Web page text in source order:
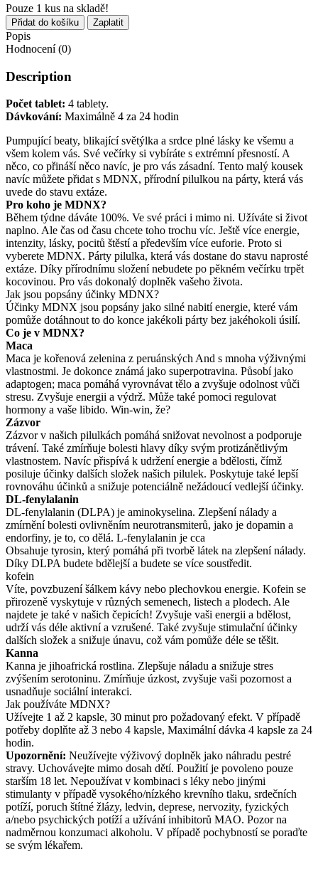
uvede do stavu extáze.
Pouze 1 kus na skladě!
Množství
Přidat do košíku Zaplatit
Popis
Hodnocení (0)
Description
Počet tablet: 4 tablety.
Dávkování: Maximálně 4 za 24 hodin
Pumpující beaty, blikající světýlka a srdce plné lásky ke všemu a
všem kolem vás. Své večírky si vybíráte s extrémní přesností. A
něco, co přináší něco navíc, je pro vás zásadní. Tento malý kousek
navíc můžete přidat s MDNX, přírodní pilulkou na párty, která vás
uvede do stavu extáze.
Pro koho je MDNX?
Během týdne dáváte 100%. Ve své práci i mimo ni. Užíváte si život
naplno. Ale čas od času chcete toho trochu víc. Ještě více energie,
intenzity, lásky, pocitů štěstí a především více euforie. Proto si
vyberete MDNX. Párty pilulka, která vás dostane do stavu naprosté
extáze. Díky přírodnímu složení nebudete po pěkném večírku trpět
kocovinou. Pro vás dokonalý doplněk vašeho života.
Jak jsou popsány účinky MDNX?
Účinky MDNX jsou popsány jako silné nabití energie, které vám
pomůže dotáhnout to do konce jakékoli párty bez jakéhokoli úsilí.
Co je v MDNX?
Maca
Maca je kořenová zelenina z peruánských And s mnoha výživnými
vlastnostmi. Je dokonce známá jako superpotravina. Působí jako
adaptogen; maca pomáhá vyrovnávat tělo a zvyšuje odolnost vůči
stresu. Zvyšuje energii a výdrž. Může také pomoci regulovat
hormony a vaše libido. Win-win, že?
Zázvor
Zázvor v našich pilulkách pomáhá snižovat nevolnost a podporuje
trávení. Také zmírňuje bolesti hlavy díky svým protizánětlivým
vlastnostem. Navíc přispívá k udržení energie a bdělosti, čímž
posiluje účinky dalších složek našich pilulek. Poskytuje také lepší
rovnováhu účinků a snižuje potenciálně nežádoucí vedlejší účinky.
DL-fenylalanin
DL-fenylalanin (DLPA) je aminokyselina. Zlepšení nálady a
zmírnění bolesti ovlivněním neurotransmiterů, jako je dopamin a
endorfiny, je to, co dělá. L-fenylalanin je cca
Obsahuje tyrosin, který pomáhá při tvorbě látek na zlepšení nálady.
Díky DLPA budete bdělejší a budete se více soustředit.
kofein
Víte, povzbuzení šálkem kávy nebo plechovkou energie. Kofein se
přirozeně vyskytuje v různých semenech, listech a plodech. Ale
najdete je také v našich čepicích! Zvyšuje vaši energii a bdělost,
udrží vás déle aktivní a vzrušené. Také zvyšuje stimulační účinky
dalších složek a snižuje únavu, což vám pomůže déle se těšit.
Kanna
Kanna je jihoafrická rostlina. Zlepšuje náladu a snižuje stres
zvýšením serotoninu. Zmírňuje úzkost, zvyšuje vaši pozornost a
usnadňuje sociální interakci.
Jak používáte MDNX?
Užívejte 1 až 2 kapsle, 30 minut pro požadovaný efekt. V případě
potřeby doplňte až 3 nebo 4 kapsle, Maximální dávka 4 kapsle za 24
hodin.
Upozornění: Neužívejte výživový doplněk jako náhradu pestré
stravy. Uchovávejte mimo dosah dětí. Použití je povoleno pouze
starším 18 let. Nepoužívat v kombinaci s léky nebo jinými
stimulanty v případě vysokého/nízkého krevního tlaku, srdečních
potíží, poruch štítné žlázy, ledvin, deprese, nervozity, fyzických
a/nebo psychických potíží a užívání inhibitorů MAO. Pozor na
nadměrnou konzumaci alkoholu. V případě pochybností se poraďte
se svým lékařem.